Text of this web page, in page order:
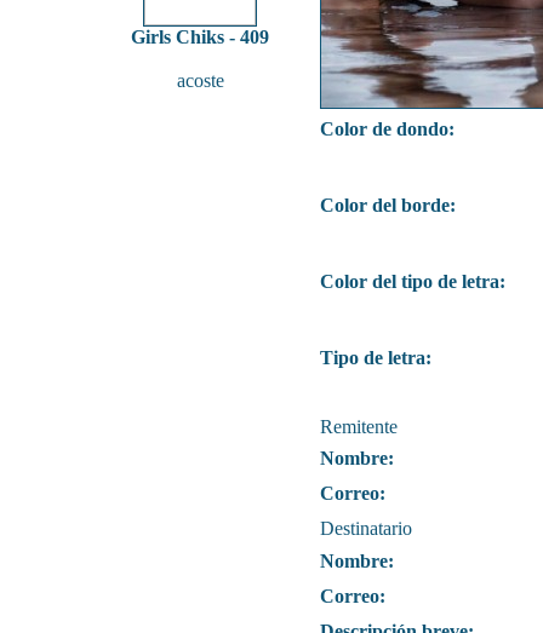
Girls Chiks - 409
acoste
Color de dondo:
Color del borde:
Color del tipo de letra:
Tipo de letra:
Remitente
Nombre:
Correo:
Destinatario
Nombre:
Correo: